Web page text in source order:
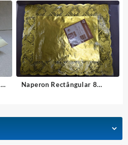
Naperon Rectângular 8